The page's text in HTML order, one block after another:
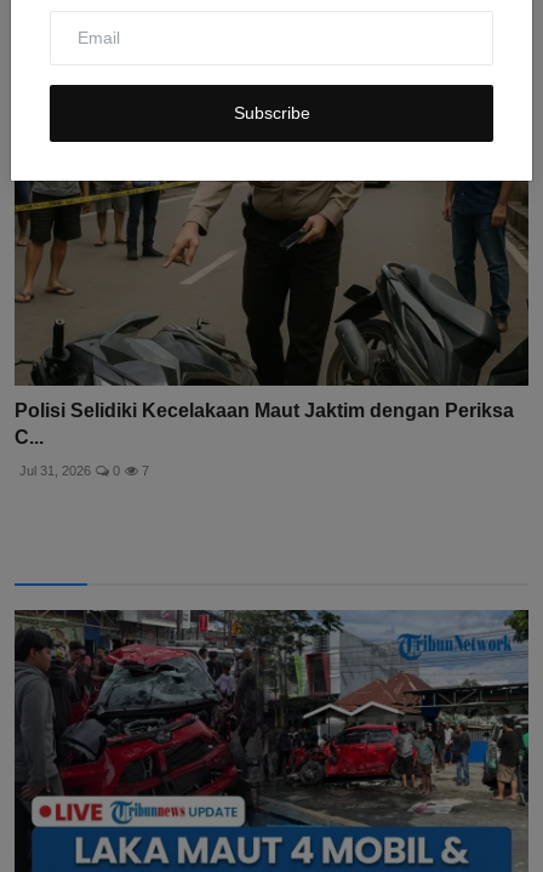
Subscribe
Polisi Selidiki Kecelakaan Maut Jaktim dengan Periksa
C...
Jul 31, 2026 0 7